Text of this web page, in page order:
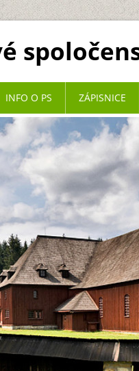
INFO O PS ZÁPISNICE